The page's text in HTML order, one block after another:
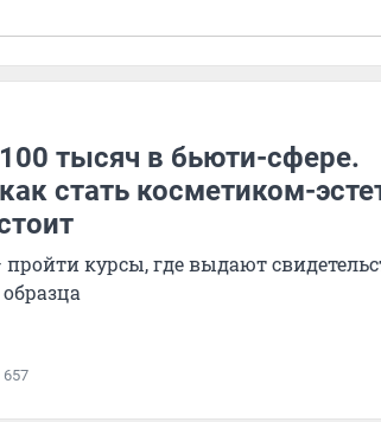
тысяч в бьюти-сфере.
стать косметиком-
курсы, где выдают
657